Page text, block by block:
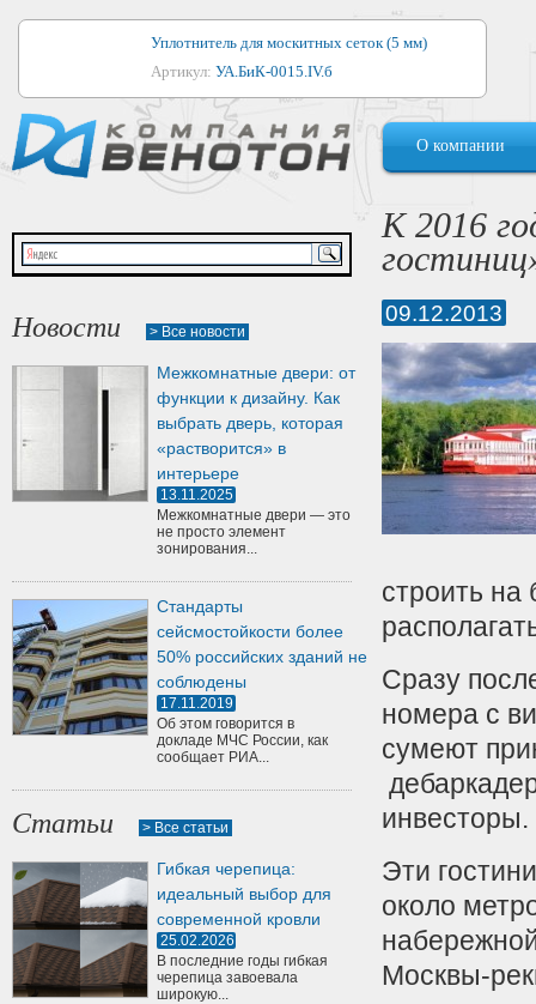
Уплотнитель для москитных сеток (5 мм)
Артикул: УА.БиК-0015.IV.б
Уплотнитель для алюминиевых окон
Артикул:1044
Уплотнитель для деревянных окон
Артикул:УМ.БиК-0062.IV.б
Уплотнитель лоджиевый для (4, 5, 6 мм)
Уплотнитель для деревянных дверей
Артикул:
О компании
Новости > Все новости
Межкомнатные двери: от
функции к дизайну. Как
выбрать дверь, которая
«растворится» в
интерьере
13.11.2025
Межкомнатные двери — это
не просто элемент
зонирования...
Стандарты
сейсмостойкости более
50% российских зданий не
соблюдены
17.11.2019
Об этом говорится в
докладе МЧС России, как
сообщает РИА...
Статьи > Все статьи
Гибкая черепица:
идеальный выбор для
современной кровли
25.02.2026
В последние годы гибкая
черепица завоевала
широкую...
К 2016
09.12.2013
строить на
Сразу
номера с
сумеют
инвесторы.
Эти
около
Москвы-